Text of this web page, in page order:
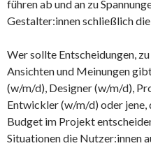
führen ab und an zu
Gestalter:innen schließlich
Wer sollte Entscheidungen,
Ansichten und Meinungen
(w/m/d), Designer (w/m/d),
Entwickler (w/m/d) oder jene,
Budget im Projekt
Situationen die Nutzer:innen